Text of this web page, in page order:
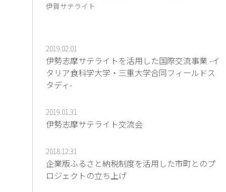
伊賀サテライト
2019.02.01
伊勢志摩サテライトを活用した国際交流事業 -イ
タリア食科学大学・三重大学合同フィールドス
タディ-
2019.01.31
伊勢志摩サテライト交流会
2018.12.31
企業版ふるさと納税制度を活用した市町とのプ
ロジェクトの立ち上げ